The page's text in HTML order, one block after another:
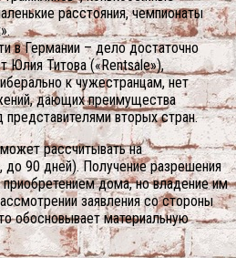
расстояния, чемпионаты
в Германии – дело достаточно
Юлия Титова («Rentsale»),
к чужестранцам, нет
дающих преимущества
вторых стран.
рассчитывать на
до 90 дней). Получение разрешения
приобретением дома, но владение им
заявления со стороны
обосновывает материальную